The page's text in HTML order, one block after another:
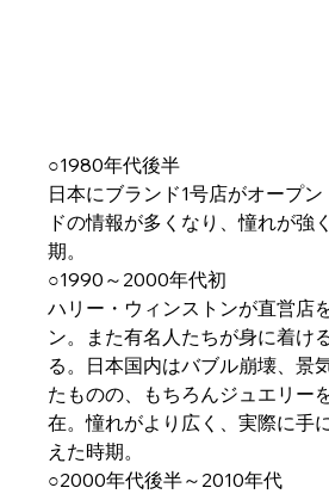
○1980年代後半
日本にブランド1号店がオープ
ドの情報が多くなり、憧れが強
期。
○1990～2000年代初
ハリー・ウィンストンが直営店
ン。また有名人たちが身に着け
る。日本国内はバブル崩壊、景
たものの、もちろんジュエリー
在。憧れがより広く、実際に手
えた時期。
○2000年代後半～2010年代